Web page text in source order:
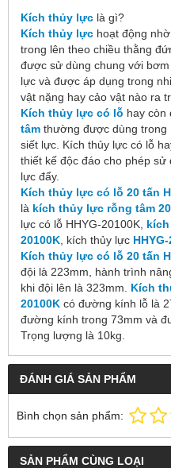
Kích thủy lực là gì?
Kích thủy lực hoạt động
trong lên theo chiều thằng
được sử dùng chung với
lực và được áp dụng trong
vật nặng hay cảo vật nào ra
Kích thủy lực có lỗ hay còn
tâm thường được dùng trong
siết lực. Kích thủy lực có lỗ
thiết kế độc đáo cho phép
lực đẩy.
Kích thủy lực có lỗ 20 tấn
là kích thủy lực rỗng tâm 20
lực có lỗ HHYG-20100K,
20100K , kích thủy lực
Kích thủy lực có lỗ 20 tấn
đội là 223mm, hành trình
khi đội lên là 323mm. Kích
20100K có đường kính lỗ là
đường kính trong 73mm và
Trọng lượng là 10kg.
ĐÁNH GIÁ SẢN PHẨM
Bình chọn sản phẩm:
SẢN PHẨM CÙNG LOẠI